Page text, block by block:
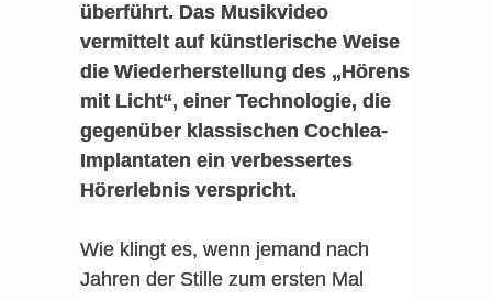
überführt. Das Musikvideo
vermittelt auf künstlerische Weise
die Wiederherstellung des „Hörens
mit Licht“, einer Technologie, die
gegenüber klassischen Cochlea-
Implantaten ein verbessertes
Hörerlebnis verspricht.
Wie klingt es, wenn jemand nach
Jahren der Stille zum ersten Mal